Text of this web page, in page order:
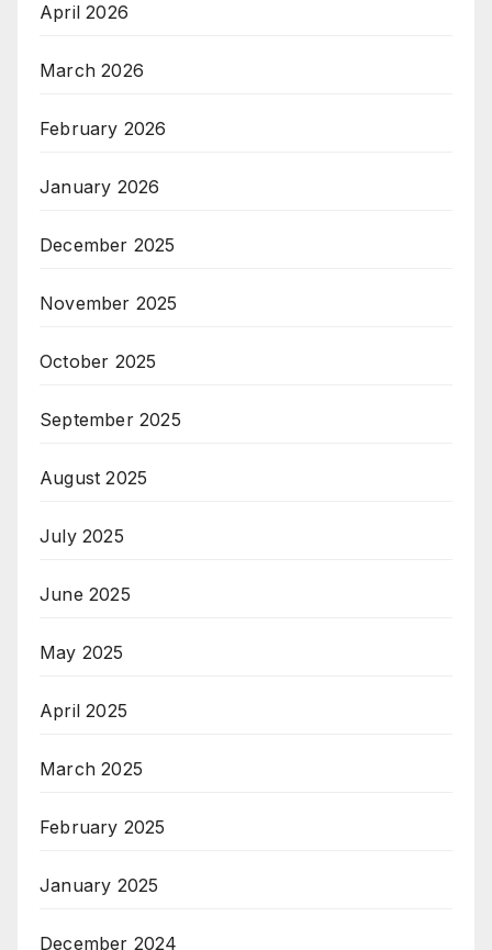
April 2026
March 2026
February 2026
January 2026
December 2025
November 2025
October 2025
September 2025
August 2025
July 2025
June 2025
May 2025
April 2025
March 2025
February 2025
January 2025
December 2024